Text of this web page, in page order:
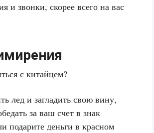
и звонки, скорее всего на вас
с китайцем?
лед и загладить свою вину,
за ваш счет в знак
подарите деньги в красном